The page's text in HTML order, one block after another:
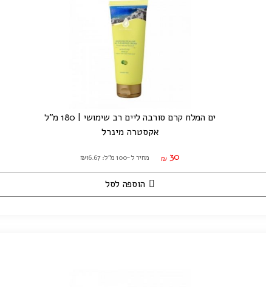
ים המלח קרם סורבה ליים רב שימושי | 180 מ"ל
אקסטרה מינרל
₪ 30 מחיר ל-100 מ"ל: ₪16.67
הוספה לסל